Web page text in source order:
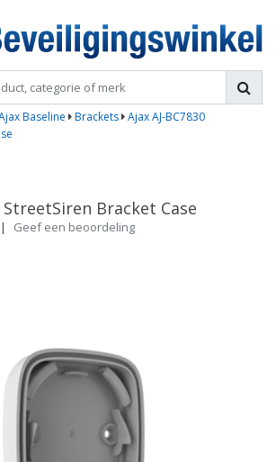
Baseline Brackets Ajax AJ-BC7830
StreetSiren Bracket Case
| Geef een beoordeling